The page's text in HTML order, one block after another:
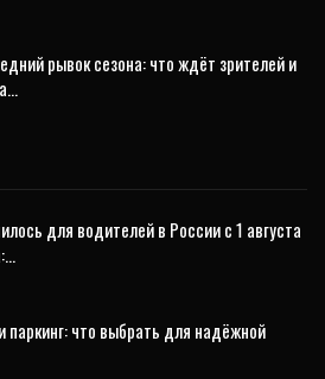
рывок сезона: что ждёт зрителей и
для водителей в России с 1 августа
паркинг: что выбрать для надёжной